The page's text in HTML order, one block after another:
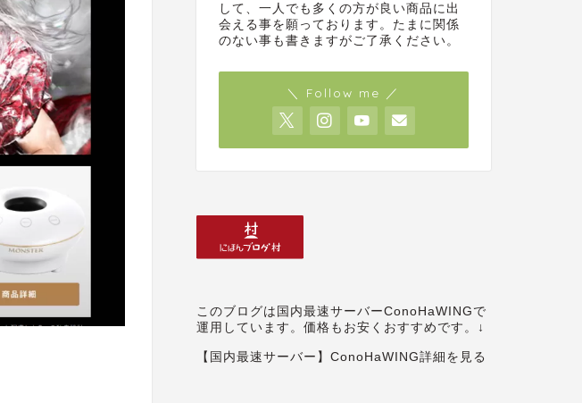
して、一人でも多くの方が良い商品に出
会える事を願っております。たまに関係
のない事も書きますがご了承ください。
＼ Follow me ／
このブログは国内最速サーバーConoHaWINGで
運用しています。価格もお安くおすすめです。↓
【国内最速サーバー】ConoHaWING詳細を見る